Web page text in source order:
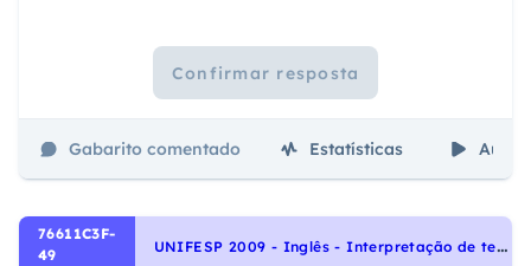
Confirmar resposta
Gabarito comentado Estatísticas Aulas
76611C3F-
49
U
NIFESP 2009 - Inglês - Interpretação de texto | Reading comprehension